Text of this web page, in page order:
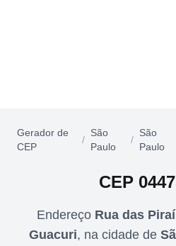
Gerador de
CEP
/
São
Paulo
/
São
Paulo
CEP
Endereço Rua das
Guacuri, na cidade de